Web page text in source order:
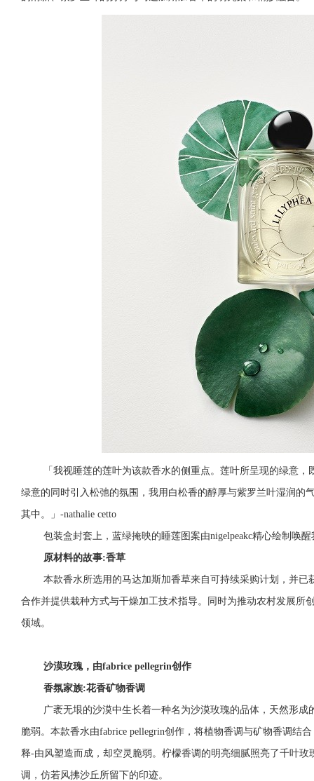
「我视睡莲的莲叶为该款香水的侧重点。莲叶所呈现的绿意
绿意的同时引入松弛的氛围，我用白松香的醇厚与紫罗兰叶湿润的
其中。」-nathalie cetto
包装盒封套上，蓝绿掩映的睡莲图案由nigelpeakc精心绘制唤
原材料的故事:香草
本款香水所选用的马达加斯加香草来自可持续采购计划，并已
合作并提供栽种方式与干燥加工技术指导。同时为推动农村发展所
领域。
沙漠玫瑰，由fabrice pellegrin创作
香氛家族:花香矿物香调
广袤无垠的沙漠中生长着一种名为沙漠玫瑰的品体，天然形
脆弱。本款香水由fabrice pellegrin创作，将植物香调与矿物香调结
释-由风塑造而成，却空灵脆弱。柠檬香调的明亮细腻照亮了千叶
调，仿若风拂沙丘所留下的印迹。